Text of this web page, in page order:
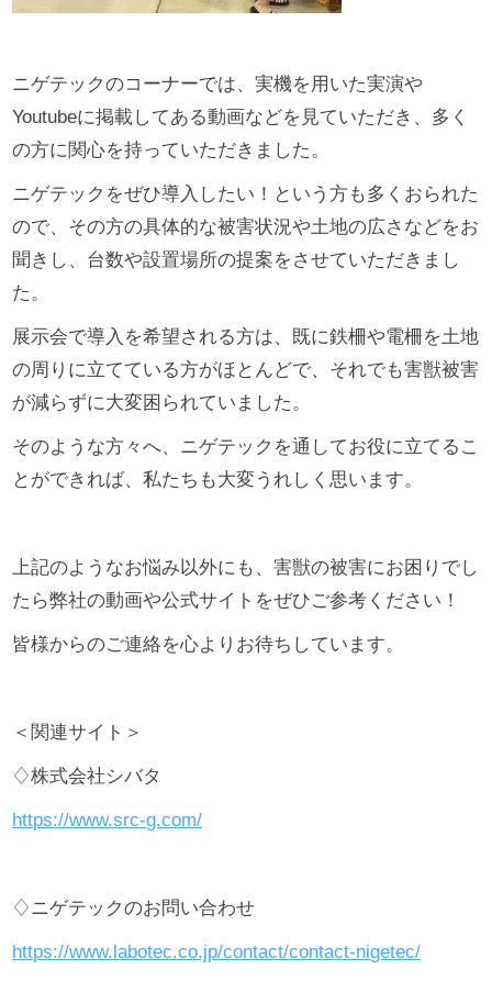
ニゲテックのコーナーでは、実機を用いた実演や
Youtubeに掲載してある動画などを見ていただき、多く
の方に関心を持っていただきました。
ニゲテックをぜひ導入したい！という方も多くおられた
ので、その方の具体的な被害状況や土地の広さなどをお
聞きし、台数や設置場所の提案をさせていただきまし
た。
展示会で導入を希望される方は、既に鉄柵や電柵を土地
の周りに立てている方がほとんどで、それでも害獣被害
が減らずに大変困られていました。
そのような方々へ、ニゲテックを通してお役に立てるこ
とができれば、私たちも大変うれしく思います。
上記のようなお悩み以外にも、害獣の被害にお困りでし
たら弊社の動画や公式サイトをぜひご参考ください！
皆様からのご連絡を心よりお待ちしています。
＜関連サイト＞
♢株式会社シバタ
https://www.src-g.com/
♢ニゲテックのお問い合わせ
https://www.labotec.co.jp/contact/contact-nigetec/